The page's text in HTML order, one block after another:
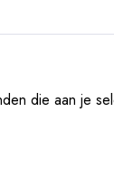
die aan je